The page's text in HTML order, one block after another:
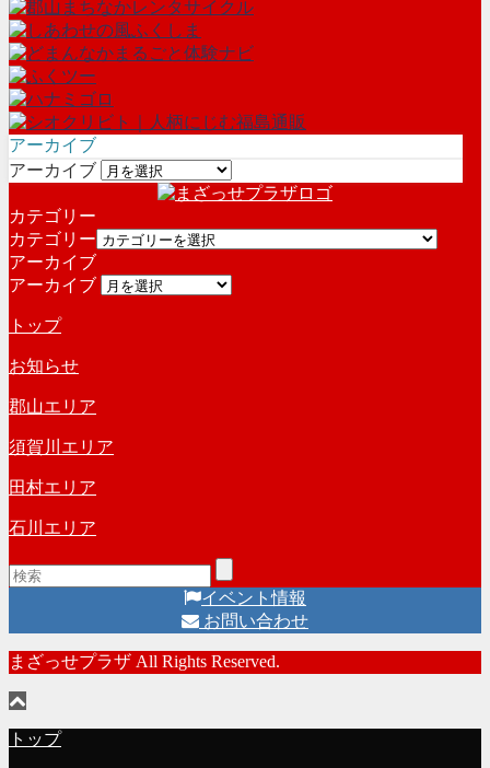
アーカイブ
アーカイブ
カテゴリー
カテゴリー
アーカイブ
アーカイブ
トップ
お知らせ
郡山エリア
須賀川エリア
田村エリア
石川エリア
イベント情報
お問い合わせ
まざっせプラザ All Rights Reserved.
トップ